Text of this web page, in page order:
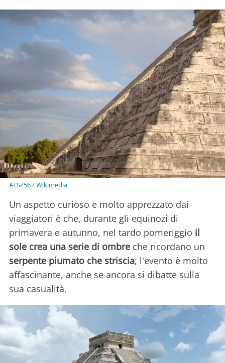
ATSZ56 / Wikimedia
Un aspetto curioso e molto apprezzato dai
viaggiatori è che, durante gli equinozi di
primavera e autunno, nel tardo pomeriggio il
sole crea una serie di ombre che ricordano un
serpente piumato che striscia; l'evento è molto
affascinante, anche se ancora si dibatte sulla
sua casualità.